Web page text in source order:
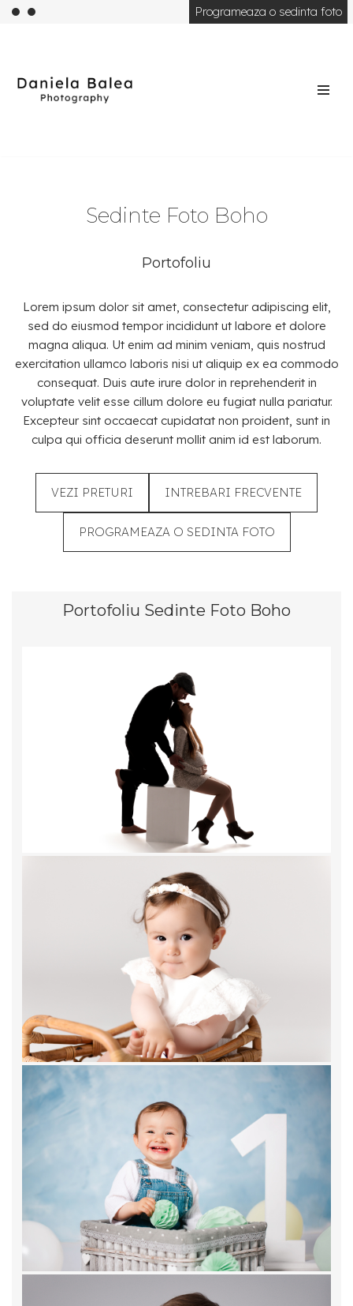
content
Programeaza o sedinta foto
Sedinte Foto Boho
Portofoliu
Lorem ipsum dolor sit amet, consectetur adipiscing elit,
sed do eiusmod tempor incididunt ut labore et dolore
magna aliqua. Ut enim ad minim veniam, quis nostrud
exercitation ullamco laboris nisi ut aliquip ex ea commodo
consequat. Duis aute irure dolor in reprehenderit in
voluptate velit esse cillum dolore eu fugiat nulla pariatur.
Excepteur sint occaecat cupidatat non proident, sunt in
culpa qui officia deserunt mollit anim id est laborum.
VEZI PRETURI INTREBARI FRECVENTE
PROGRAMEAZA O SEDINTA FOTO
Portofoliu Sedinte Foto Boho